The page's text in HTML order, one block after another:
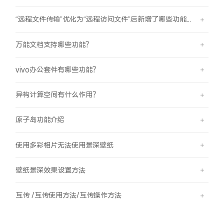
“远程文件传输”优化为“远程访问文件”后新增了哪些功能？
万能文档支持哪些功能？
vivo办公套件有哪些功能？
异构计算空间有什么作用？
原子岛功能介绍
使用多彩相片无法使用景深壁纸
壁纸景深效果设置方法
互传 /互传使用方法/互传操作方法